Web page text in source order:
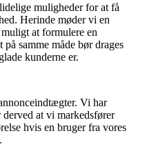
muligheder for at få
Herinde møder vi en
at formulere en
samme måde bør drages
kunderne er.
Vi har
at vi markedsfører
hvis en bruger fra vores